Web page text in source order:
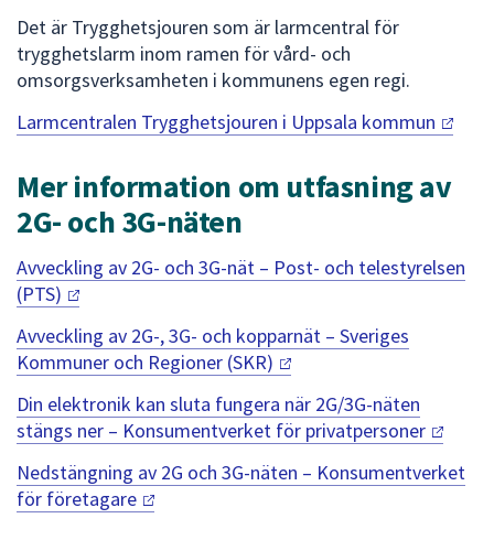
Det är Trygghetsjouren som är larmcentral för
trygghetslarm inom ramen för vård- och
omsorgsverksamheten i kommunens egen regi.
Larmcentralen Trygghetsjouren i Uppsala kommun
Mer information om utfasning av
2G- och 3G-näten
Avveckling av 2G- och 3G-nät – Post- och telestyrelsen
(PTS)
Avveckling av 2G-, 3G- och kopparnät – Sveriges
Kommuner och Regioner (SKR)
Din elektronik kan sluta fungera när 2G/3G-näten
stängs ner – Konsumentverket för privatpersoner
Nedstängning av 2G och 3G-näten – Konsumentverket
för företagare